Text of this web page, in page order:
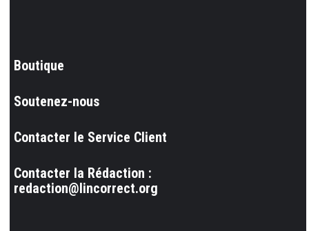
Boutique
Soutenez-nous
Contacter le Service Client
Contacter la Rédaction :
redaction@lincorrect.org